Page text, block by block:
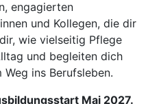
engagierten
und Kollegen, die dir
wie vielseitig Pflege
und begleiten dich
ins Berufsleben.
Mai 2027.